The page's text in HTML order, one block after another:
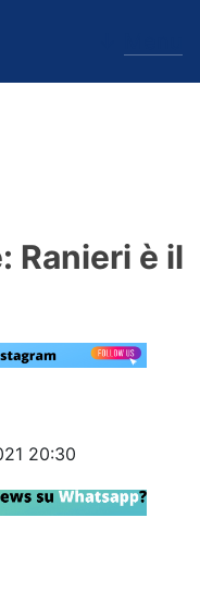
Ranieri è il
20:30